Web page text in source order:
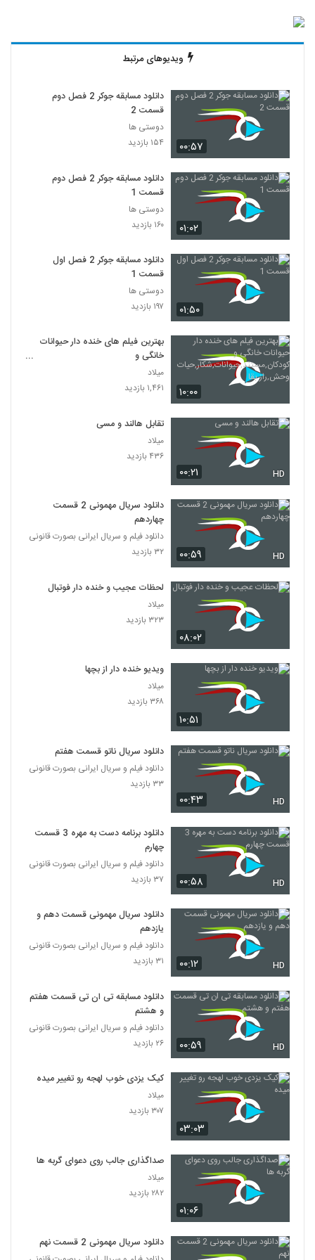
ویدیوهای مرتبط
۰۰:۵۷
دانلود مسابقه جوکر 2 فصل دوم
قسمت 2
دوستی ها
۱۵۴ بازدید
۰۱:۰۲
دانلود مسابقه جوکر 2 فصل دوم
قسمت 1
دوستی ها
۱۶۰ بازدید
۰۱:۵۰
دانلود مسابقه جوکر 2 فصل اول
قسمت 1
دوستی ها
۱۹۷ بازدید
۱۰:۰۰
بهترین فیلم های خنده دار حیوانات
خانگی و
کودکان,مستند,حیوانات,شکار,حیات
وحش,راز بقا
میلاد
۱,۴۶۱ بازدید
۰۰:۲۱ HD
تقابل هالند و مسی
میلاد
۴۳۶ بازدید
۰۰:۵۹ HD
دانلود سریال مهمونی 2 قسمت
چهاردهم
دانلود فیلم و سریال ایرانی بصورت قانونی
۳۲ بازدید
۰۸:۰۲
لحظات عجیب و خنده دار فوتبال
میلاد
۳۲۳ بازدید
۱۰:۵۱
ویدیو خنده دار از بچها
میلاد
۳۶۸ بازدید
۰۰:۴۳ HD
دانلود سریال ناتو قسمت هفتم
دانلود فیلم و سریال ایرانی بصورت قانونی
۳۳ بازدید
۰۰:۵۸ HD
دانلود برنامه دست به مهره 3 قسمت
چهارم
دانلود فیلم و سریال ایرانی بصورت قانونی
۳۷ بازدید
۰۰:۱۲ HD
دانلود سریال مهمونی قسمت دهم و
یازدهم
دانلود فیلم و سریال ایرانی بصورت قانونی
۳۱ بازدید
۰۰:۵۹ HD
دانلود مسابقه تی ان تی قسمت هفتم
و هشتم
دانلود فیلم و سریال ایرانی بصورت قانونی
۲۶ بازدید
۰۳:۰۳
کیک یزدی خوب لهجه رو تغییر میده
میلاد
۳۰۷ بازدید
۰۱:۰۶
صداگذاری جالب روی دعوای گربه ها
میلاد
۲۸۲ بازدید
دانلود سریال مهمونی 2 قسمت نهم